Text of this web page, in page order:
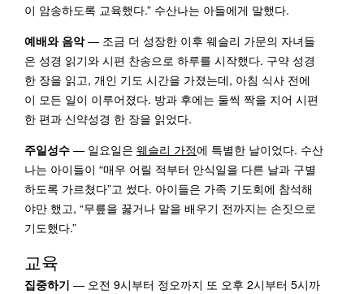
이 암송하도록 교육했다.” 수산나는 아들에게 말했다.
예배와 음악— 조금 더 성장한 이후 웨슬리 가문의 자녀들
은 성경 읽기와 시편 찬송으로 하루를 시작했다. 구약 성경
한 장을 읽고, 개인 기도 시간을 가졌는데, 아침 식사 전에
이 모든 일이 이루어졌다. 방과 후에는 둘씩 짝을 지어 시편
한 편과 신약성경 한 장을 읽었다.
주일성수 — 일요일은 웨슬리 가정에 특별한 날이었다. 수산
나는 아이들이 “매우 어릴 적부터 안식일을 다른 날과 구별
하도록 가르쳤다”고 썼다. 아이들은 가족 기도회에 참석해
야만 했고, “무릎을 꿇거나 말을 배우기 전까지는 손짓으로
기도했다.”
교육
집중하기 — 오전 9시부터 정오까지 또 오후 2시부터 5시까